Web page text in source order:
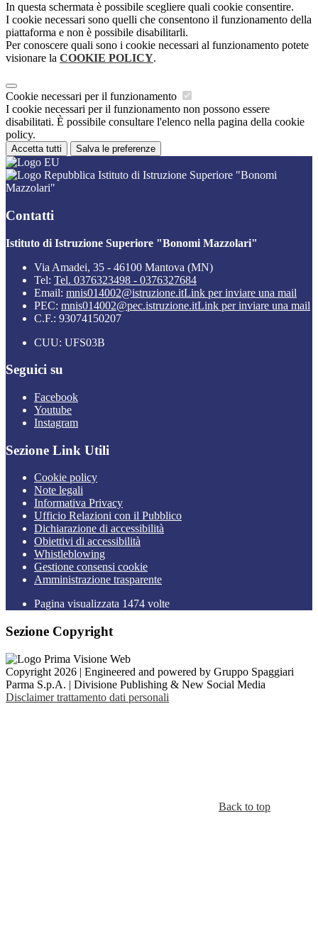
In questa schermata è possibile scegliere quali cookie consentire.
I cookie necessari sono quelli che consentono il funzionamento della
piattaforma e non è possibile disabilitarli.
Per conoscere quali sono i cookie necessari al funzionamento potete
visionare la COOKIE POLICY.
Cookie necessari per il funzionamento
I cookie necessari per il funzionamento non possono essere
disabilitati. È possibile consultare l'elenco nella pagina della cookie
policy.
Accetta tutti Salva le preferenze
Istituto di Istruzione Superiore "Bonomi
Mazzolari"
Contatti
Istituto di Istruzione Superiore "Bonomi Mazzolari"
Via Amadei, 35 - 46100 Mantova (MN)
Tel: Tel. 0376323498 - 0376327684
Email: mnis014002@istruzione.itLink per inviare una mail
PEC: mnis014002@pec.istruzione.itLink per inviare una mail
C.F.: 93074150207
CUU: UFS03B
Seguici su
Facebook
Youtube
Instagram
Sezione Link Utili
Cookie policy
Note legali
Informativa Privacy
Ufficio Relazioni con il Pubblico
Dichiarazione di accessibilità
Obiettivi di accessibilità
Whistleblowing
Gestione consensi cookie
Amministrazione trasparente
Pagina visualizzata 1474 volte
Sezione Copyright
Copyright 2026 | Engineered and powered by Gruppo Spaggiari
Parma S.p.A. | Divisione Publishing & New Social Media
Disclaimer trattamento dati personali
Back to top